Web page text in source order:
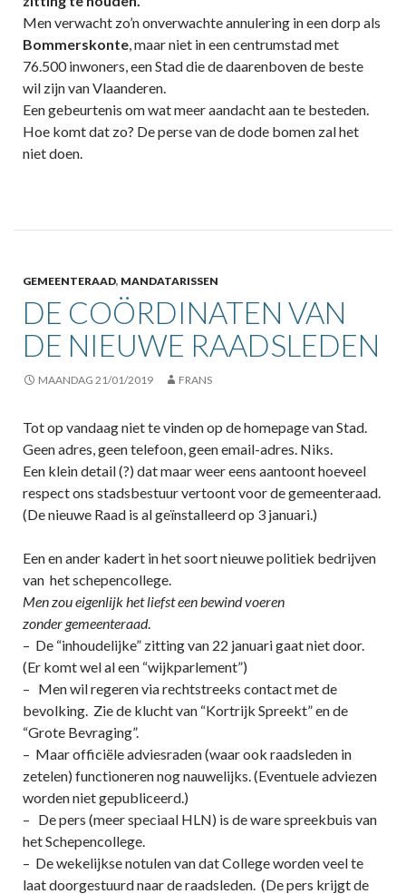
Men verwacht zo’n onverwachte annulering in een dorp als
Bommerskonte, maar niet in een centrumstad met
76.500 inwoners, een Stad die de daarenboven de beste
wil zijn van Vlaanderen.
Een gebeurtenis om wat meer aandacht aan te besteden.
Hoe komt dat zo? De perse van de dode bomen zal het
niet doen.
GEMEENTERAAD, MANDATARISSEN
DE COÖRDINATEN VAN
DE NIEUWE RAADSLEDEN
MAANDAG 21/01/2019 FRANS
Tot op vandaag niet te vinden op de homepage van Stad.
Geen adres, geen telefoon, geen email-adres. Niks.
Een klein detail (?) dat maar weer eens aantoont hoeveel
respect ons stadsbestuur vertoont voor de gemeenteraad.
(De nieuwe Raad is al geïnstalleerd op 3 januari.)
Een en ander kadert in het soort nieuwe politiek bedrijven
van het schepencollege.
Men zou eigenlijk het liefst een bewind voeren
zonder gemeenteraad.
– De “inhoudelijke” zitting van 22 januari gaat niet door.
(Er komt wel al een “wijkparlement”)
– Men wil regeren via rechtstreeks contact met de
bevolking. Zie de klucht van “Kortrijk Spreekt” en de
“Grote Bevraging”.
– Maar officiële adviesraden (waar ook raadsleden in
zetelen) functioneren nog nauwelijks. (Eventuele adviezen
worden niet gepubliceerd.)
– De pers (meer speciaal HLN) is de ware spreekbuis van
het Schepencollege.
– De wekelijkse notulen van dat College worden veel te
laat doorgestuurd naar de raadsleden. (De pers krijgt de